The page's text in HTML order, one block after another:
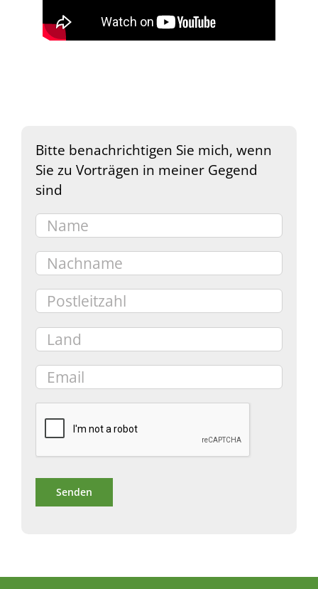
Bitte benachrichtigen Sie mich, wenn
Sie zu Vorträgen in meiner Gegend
sind